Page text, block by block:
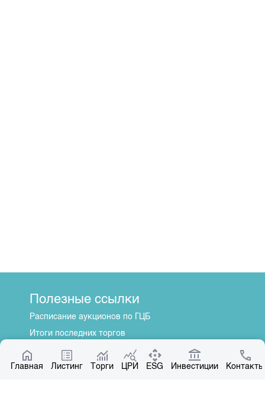
Главная Листинг Торги ЦРИ ESG Инвестиции Контакты
Полезные ссылки
Расписание аукционов по ГЦБ
Итоги последних торгов
Котировки по ЦБ
Центр раскрытия информации